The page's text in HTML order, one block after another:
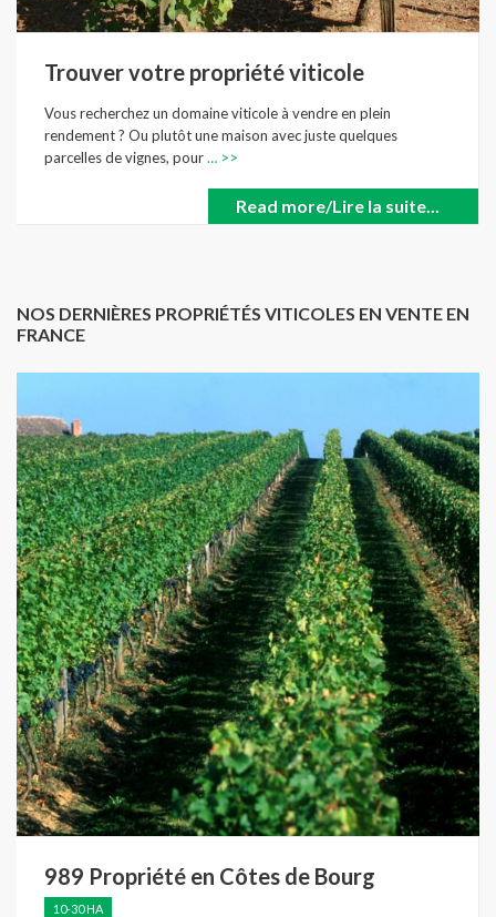
Trouver votre propriété viticole
Vous recherchez un domaine viticole à vendre en plein
rendement ? Ou plutôt une maison avec juste quelques
parcelles de vignes, pour… >>
Read more/Lire la suite...
NOS DERNIÈRES PROPRIÉTÉS VITICOLES EN VENTE EN
FRANCE
989 Propriété en Côtes de Bourg
10-30 HA